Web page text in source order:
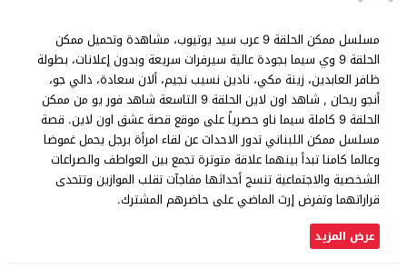
مسلسل ممكن الحلقة 9 عرب سيد يوتيوب، مشاهدة وتحميل ممكن
الحلقة 9 وي سيما بجودة عالية سيرفرات سريعة وبدون إعلانات، بطولة
ظافر العابدين، زينة مكي، نادين نسيب نجيم، ألان سعادة، دالي جو،
أنجو ريحان , شاهد اون لاين الحلقة 9 التاسعة شاهد فور يو من ممكن
الحلقة 9 كاملة سيما ناو حصرياً على موقع قصة عشق اون لاين. قصة
مسلسل ممكن اللبناني تدور الاحداث عن لقاء امرأة برجل يحمل غموضا
وعالما كامنا تبدأ بينهما علاقة متوترة تجمع بين العواطف والصراعات
الشخصية والاجتماعية تنسج أحداثها مفاجآت تقلب الموازين وتتحدى
قراراتهما وتفرض إرث الماضي على حاضرهم المشترك.
عرض المزيد